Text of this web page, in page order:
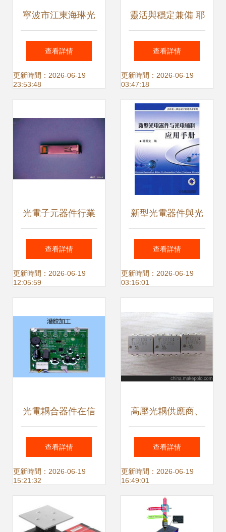
寧波市江東海琳光
電連接器廠光衰器
產品線與光電器件
查看詳情
更新時間：2026-06-19
23:53:48
靈活與穩定兼備 耶
勒光電器件老化及
壽命測試解決方案
查看詳情
更新時間：2026-06-19
03:47:18
光電子元器件行業
發展趨勢分析 聚焦
光電器件領域
查看詳情
更新時間：2026-06-19
12:05:59
新型光電器件與光
電輔料在交互裝置
中的應用白皮書
查看詳情
更新時間：2026-06-19
03:16:01
光電耦合器件在信
號隔離與抗干擾中
的應用研究
查看詳情
更新時間：2026-06-19
15:21:32
高壓光耦供應商、
價格與批發市場全
面解析 ——關鍵光
電器件選購指南
查看詳情
更新時間：2026-06-19
16:49:01